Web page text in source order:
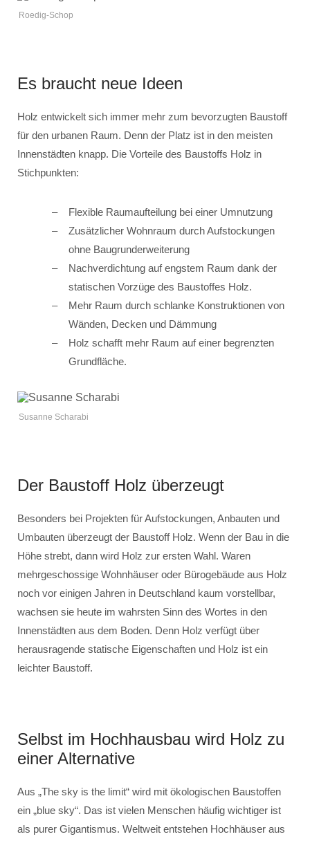
Roedig-Schop
Es braucht neue Ideen
Holz entwickelt sich immer mehr zum bevorzugten Baustoff
für den urbanen Raum. Denn der Platz ist in den meisten
Innenstädten knapp. Die Vorteile des Baustoffs Holz in
Stichpunkten:
Flexible Raumaufteilung bei einer Umnutzung
Zusätzlicher Wohnraum durch Aufstockungen
ohne Baugrunderweiterung
Nachverdichtung auf engstem Raum dank der
statischen Vorzüge des Baustoffes Holz.
Mehr Raum durch schlanke Konstruktionen von
Wänden, Decken und Dämmung
Holz schafft mehr Raum auf einer begrenzten
Grundfläche.
Susanne Scharabi
Der Baustoff Holz überzeugt
Besonders bei Projekten für Aufstockungen, Anbauten und
Umbauten überzeugt der Baustoff Holz. Wenn der Bau in die
Höhe strebt, dann wird Holz zur ersten Wahl. Waren
mehrgeschossige Wohnhäuser oder Bürogebäude aus Holz
noch vor einigen Jahren in Deutschland kaum vorstellbar,
wachsen sie heute im wahrsten Sinn des Wortes in den
Innenstädten aus dem Boden. Denn Holz verfügt über
herausragende statische Eigenschaften und Holz ist ein
leichter Baustoff.
Selbst im Hochhausbau wird Holz zu
einer Alternative
Aus „The sky is the limit“ wird mit ökologischen Baustoffen
ein „blue sky“. Das ist vielen Menschen häufig wichtiger ist
als purer Gigantismus. Weltweit entstehen Hochhäuser aus